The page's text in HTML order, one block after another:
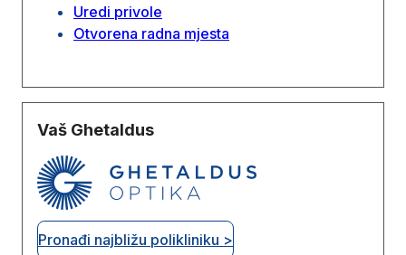
Uredi privole
Otvorena radna mjesta
Vaš Ghetaldus
Pronađi najbližu polikliniku >